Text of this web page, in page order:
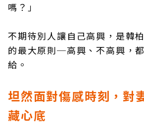
嗎？」
不期待別人讓自己高興，是韓
的最大原則─高興、不高興，
給。
坦然面對傷感時刻，對
藏心底